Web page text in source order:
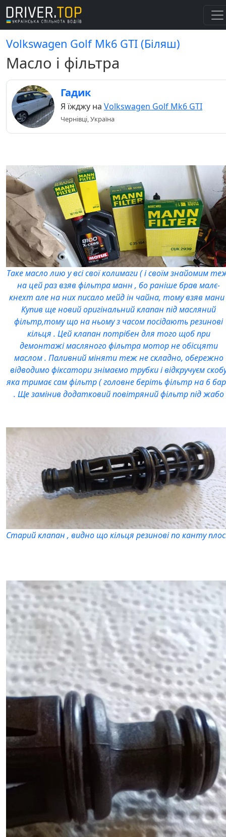
Volkswagen Golf Mk6 GTI (Біляш)
Масло і фільтра
Гадик
Я їжджу на Volkswagen Golf Mk6 GTI
Чернівці, Україна
Таке масло лию у всі свої колимаги ( і своїм знайомим
на цей раз взяв фільтра манн , бо раніше брав малє-
кнехт але на них писало мейд ін чайна, тому взяв мани
Купив ще новий оригінальний клапан під масляний
фільтр,тому що на ньому з часом посідають резинові
кільця . Цей клапан потрібен для того щоб при
демонтажі масляного фільтра мотор не обісцяти
маслом . Паливний міняти теж не складно, обережно
відводимо фіксатори знімаємо трубки і відкручуєм
яка тримає сам фільтр ( головне беріть фільтр на 6
. Ще замінив додатковий повітряний фільтр під жабо
Старий клапан , видно що кільця резинові по канту